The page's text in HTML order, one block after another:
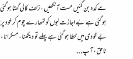
مے کدہ بن گئیں مست آنکھیں ، زلف کالی گھٹا ہو گئی
ہو گئی ہے بے اجازت لبوں کو تمھارے چوم کر خود
بے خودی میں خطا ہو گئی ہے پہلے تو دیکھنا ، مسکرانا ،
ناحق ، آپ...